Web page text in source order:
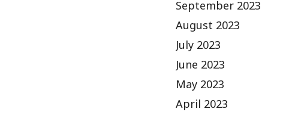
September 2023
August 2023
July 2023
June 2023
May 2023
April 2023